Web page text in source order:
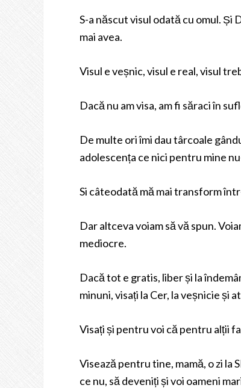
S-a născut visul odată cu omul. Și
mai avea.
Visul e veșnic, visul e real, visul
Dacă nu am visa, am fi săraci în
De multe ori îmi dau târcoale
adolescența ce nici pentru mine
Si câteodată mă mai transform
Dar altceva voiam să vă spun.
mediocre.
Dacă tot e gratis, liber și la
minuni, visați la Cer, la veșnicie și
Visați și pentru voi că pentru alții
Visează pentru tine, mamă, o zi la
ce nu, să deveniți și voi oameni